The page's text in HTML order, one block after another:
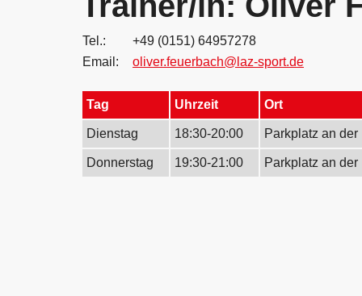
Tel.:
+49 (0151) 64957278
Email:
oliver.feuerbach@laz-sport.de
Tag Uhrzeit Ort
Dienstag 18:30-20:00 Parkplatz an
Donnerstag 19:30-21:00 Parkplatz an